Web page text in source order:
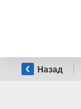
Назад